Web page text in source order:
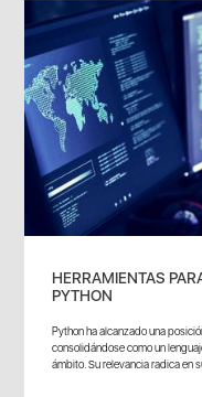
HERRAMIENTAS
PYTHON
Python ha alcanzado una
consolidándose como un
ámbito. Su relevancia radica en